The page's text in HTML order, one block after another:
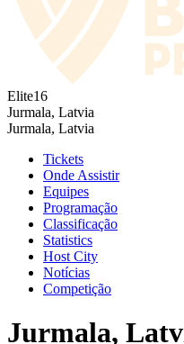
Elite16
Jurmala, Latvia
Jurmala, Latvia
Tickets
Onde Assistir
Equipes
Programação
Classificação
Statistics
Host City
Notícias
Competição
Jurmala,